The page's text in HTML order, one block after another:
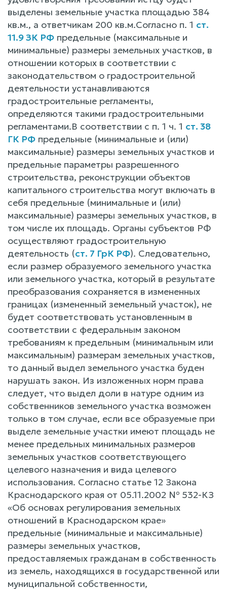
выделены земельные участка площадью 384
кв.м., а ответчикам 200 кв.м.Согласно п. 1 ст.
11.9 ЗК РФ предельные (максимальные и
минимальные) размеры земельных участков, в
отношении которых в соответствии с
законодательством о градостроительной
деятельности устанавливаются
градостроительные регламенты,
определяются такими градостроительными
регламентами.В соответствии с п. 1 ч. 1 ст. 38
ГК РФ предельные (минимальные и (или)
максимальные) размеры земельных участков и
предельные параметры разрешенного
строительства, реконструкции объектов
капитального строительства могут включать в
себя предельные (минимальные и (или)
максимальные) размеры земельных участков, в
том числе их площадь. Органы субъектов РФ
осуществляют градостроительную
деятельность (ст. 7 ГрК РФ). Следовательно,
если размер образуемого земельного участка
или земельного участка, который в результате
преобразования сохраняется в измененных
границах (измененный земельный участок), не
будет соответствовать установленным в
соответствии с федеральным законом
требованиям к предельным (минимальным или
максимальным) размерам земельных участков,
то данный выдел земельного участка буден
нарушать закон. Из изложенных норм права
следует, что выдел доли в натуре одним из
собственников земельного участка возможен
только в том случае, если все образуемые при
выделе земельные участки имеют площадь не
менее предельных минимальных размеров
земельных участков соответствующего
целевого назначения и вида целевого
использования. Согласно статье 12 Закона
Краснодарского края от 05.11.2002 № 532-КЗ
«Об основах регулирования земельных
отношений в Краснодарском крае»
предельные (минимальные и максимальные)
размеры земельных участков,
предоставляемых гражданам в собственность
из земель, находящихся в государственной или
муниципальной собственности,